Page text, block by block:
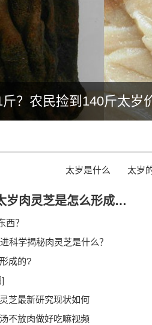
？农民捡到140斤太岁
格多少钱？
太岁是什么 太岁
太岁肉灵芝是什么？ 太岁肉灵芝是怎么形成的？生长在什么地方？
西？
科学揭秘肉灵芝是什么？
成的?
芝最新研究现状如何
不放肉做好吃嘛视频